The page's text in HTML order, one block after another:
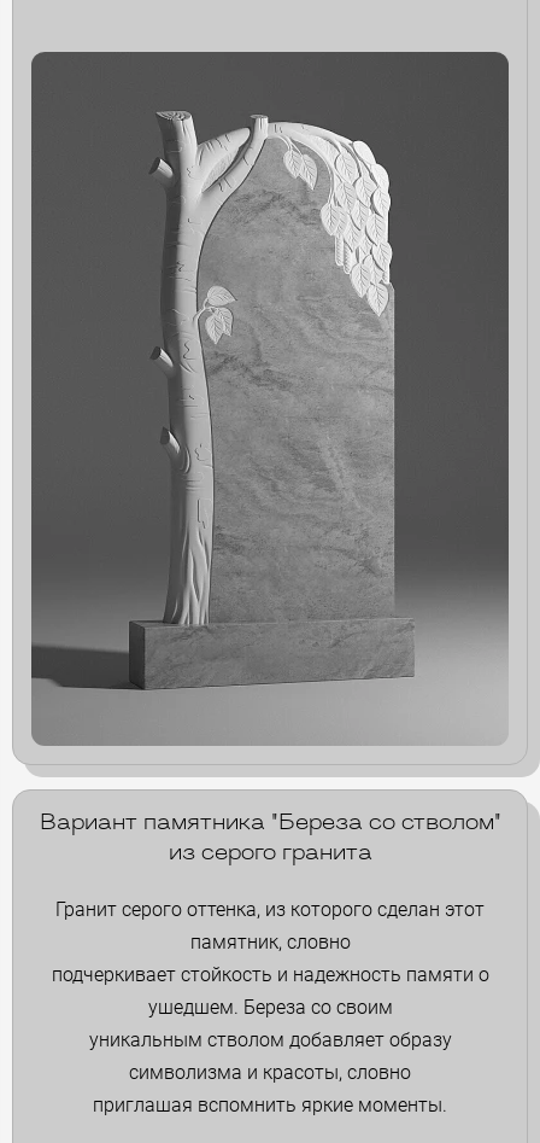
Вариант памятника "Береза со стволом"
из серого гранита
Гранит серого оттенка, из которого сделан этот
памятник, словно
подчеркивает стойкость и надежность памяти о
ушедшем. Береза со своим
уникальным стволом добавляет образу
символизма и красоты, словно
приглашая вспомнить яркие моменты.